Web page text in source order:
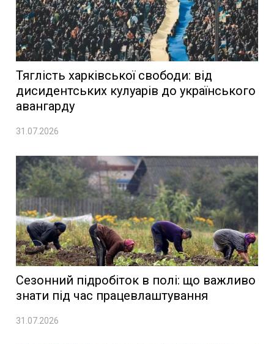
Тяглість харківської свободи: від
дисидентських кулуарів до українського
авангарду
31.07.2026
Сезонний підробіток в полі: що важливо
знати під час працевлаштування
31.07.2026